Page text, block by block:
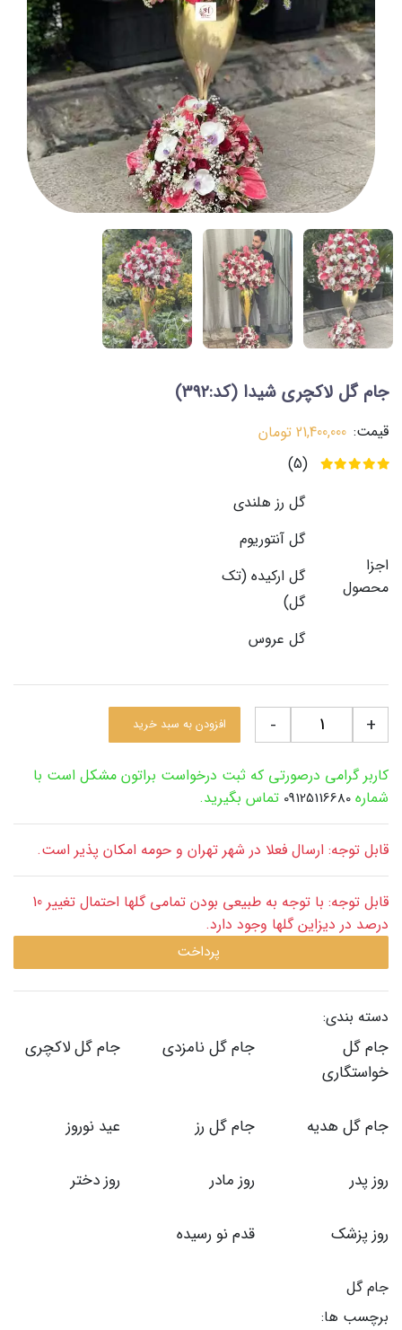
جام گل لاکچری شیدا (کد:392)
قیمت: 21,400,000 تومان
(5)
اجزا
محصول
گل رز هلندی
گل آنتوریوم
گل ارکیده (تک
گل)
گل عروس
+
- افزودن به سبد خرید
کاربر گرامی درصورتی که ثبت درخواست براتون مشکل است با
شماره 09125116680 تماس بگیرید.
قابل توجه: ارسال فعلا در شهر تهران و حومه امکان پذیر است.
قابل توجه: با توجه به طبیعی بودن تمامی گلها احتمال تغییر 10
درصد در دیزاین گلها وجود دارد.
پرداخت
دسته بندی:
جام گل
خواستگاری
جام گل نامزدی جام گل لاکچری
جام گل هدیه جام گل رز عید نوروز
روز پدر روز مادر روز دختر
روز پزشک قدم نو رسیده
جام گل
برچسب ها: